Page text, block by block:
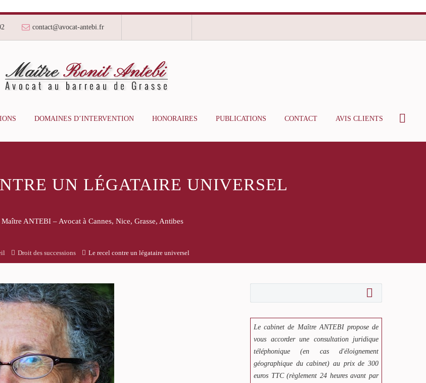
contact@avocat-antebi.fr
DOMAINES D’INTERVENTION HONORAIRES PUBLICATIONS CONTACT AVIS CLIENTS
UN LÉGATAIRE UNIVERSEL
Maître ANTEBI – Avocat à Cannes, Nice, Grasse, Antibes
Droit des successions Le recel contre un légataire universel
Le cabinet de Maître ANTEBI propose de
vous accorder une consultation juridique
téléphonique (en cas d'éloignement
géographique du cabinet) au prix de 300
euros TTC (règlement 24 heures avant par